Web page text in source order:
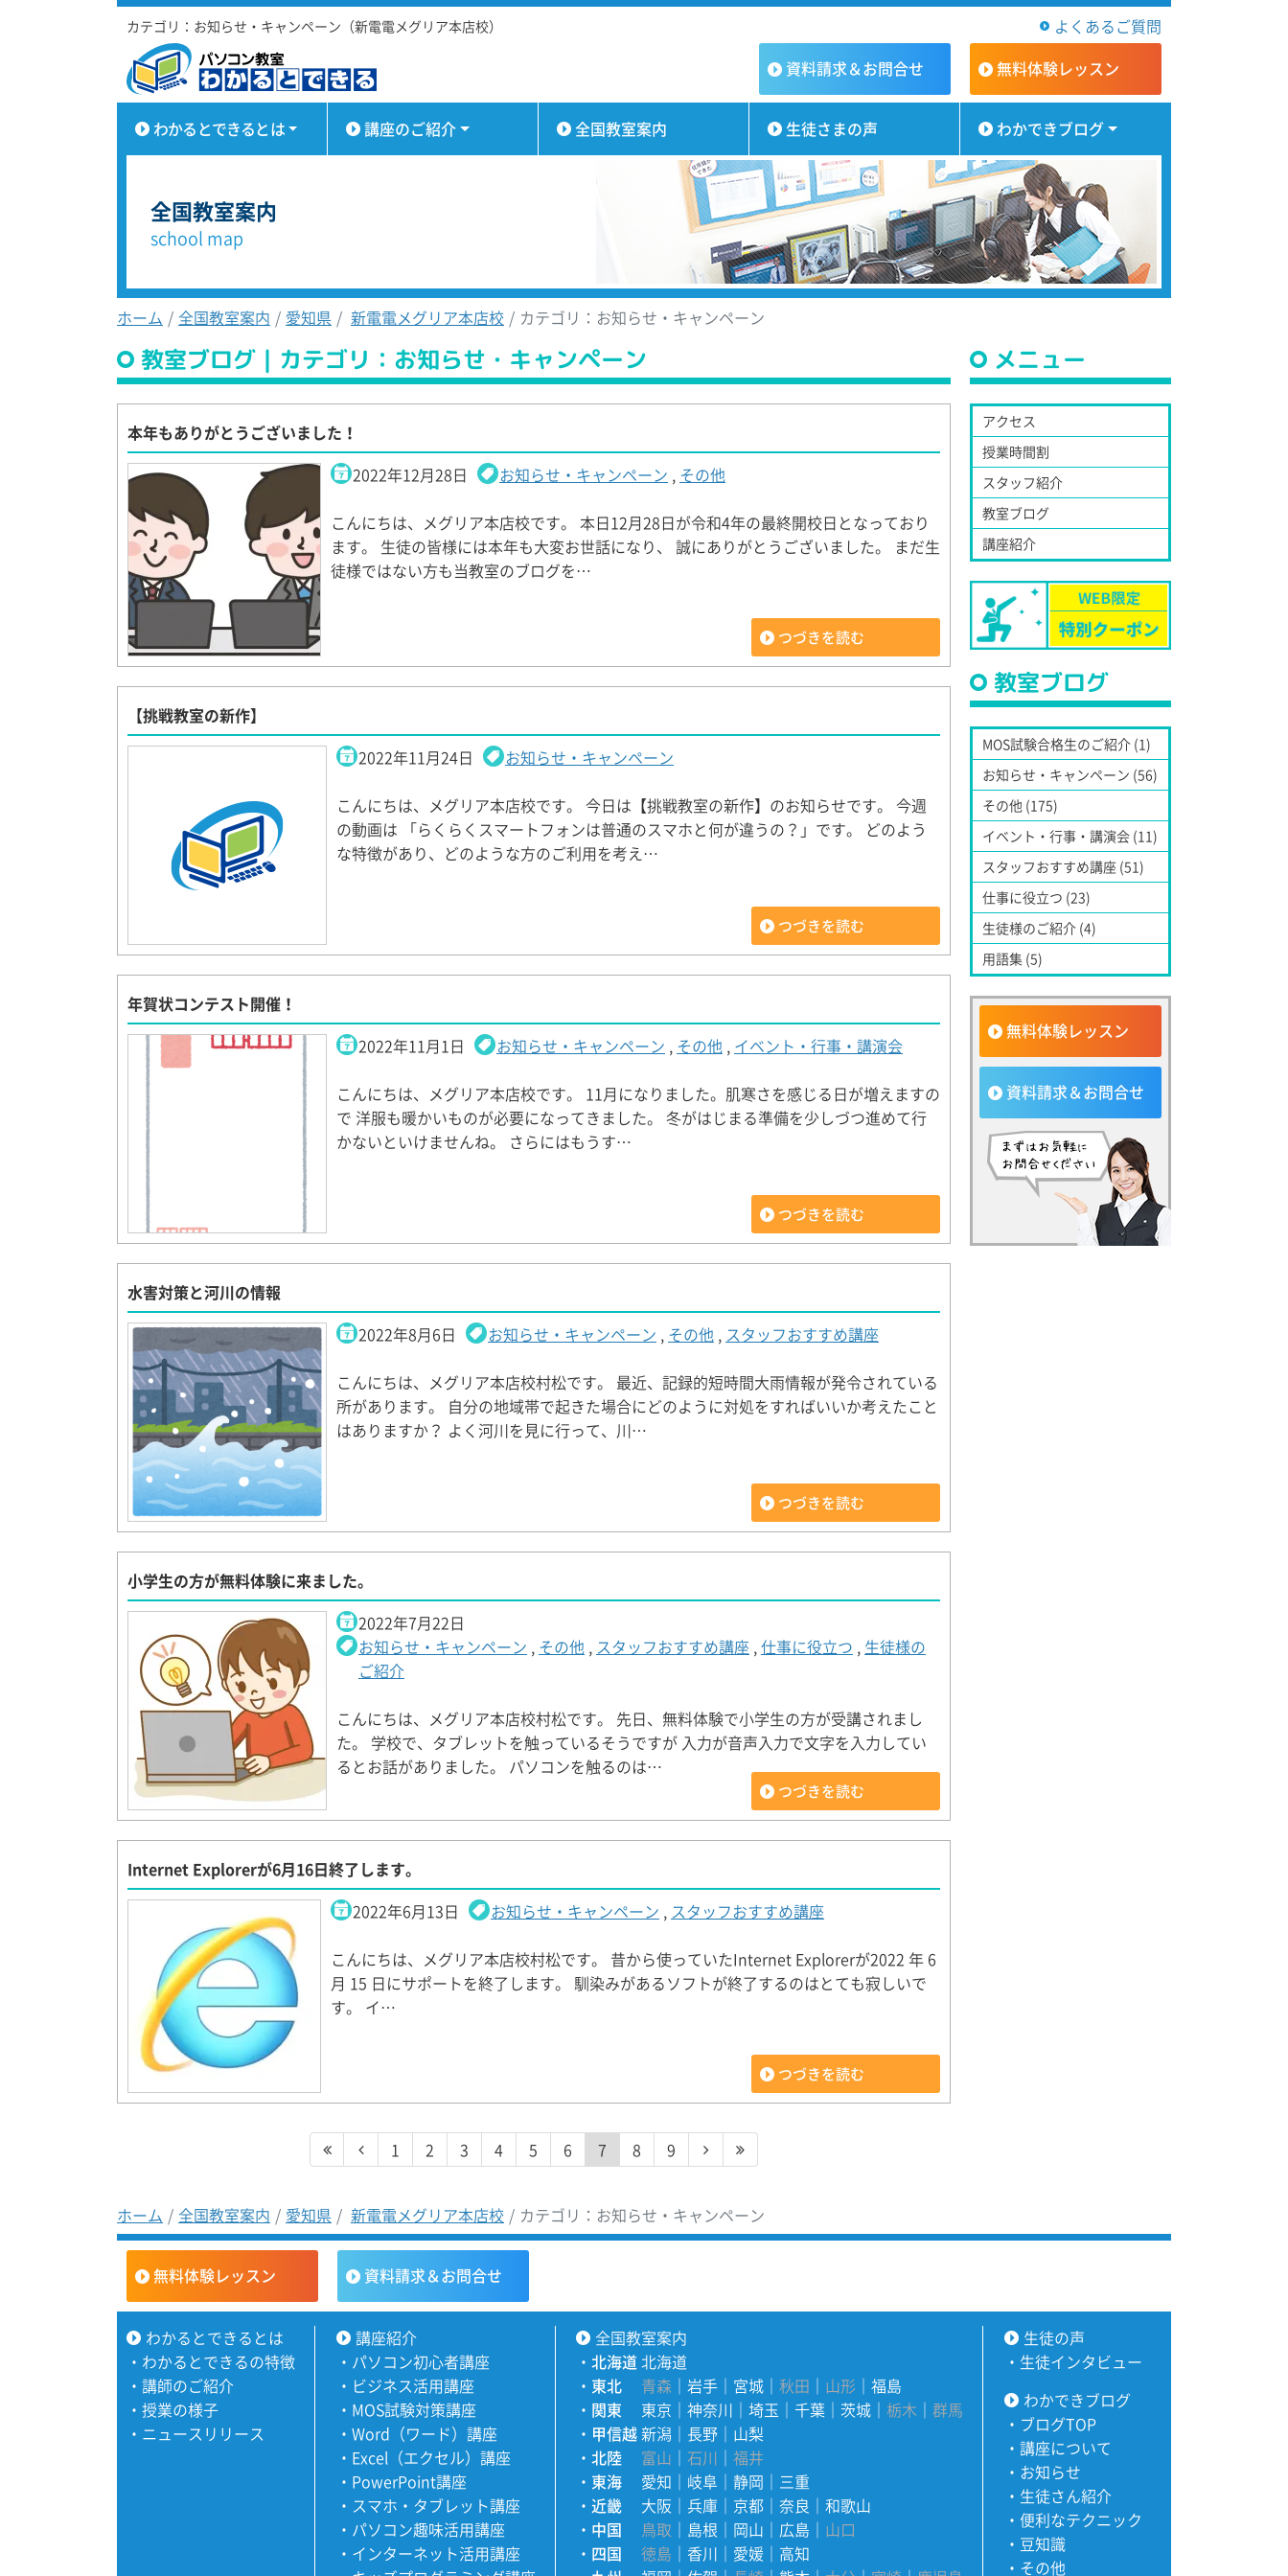
カテゴリ：お知らせ・キャンペーン（新電電メグリア本店校）
よくあるご質問
資料請求＆お問合せ 無料体験レッスン
わかるとできるとは 講座のご紹介 全国教室案内 生徒さまの声 わかできブログ
全国教室案内
school map
ホーム 全国教室案内 愛知県 新電電メグリア本店校 カテゴリ：お知らせ・キャンペーン
教室ブログ｜カテゴリ：お知らせ・キャンペーン
本年もありがとうございました！
2022年12月28日
お知らせ・キャンペーン , その他
こんにちは、メグリア本店校です。 本日12月28日が令和4年の最終開校日となっており
ます。 生徒の皆様には本年も大変お世話になり、 誠にありがとうございました。 まだ生
徒様ではない方も当教室のブログを…
つづきを読む
【挑戦教室の新作】
2022年11月24日
お知らせ・キャンペーン
こんにちは、メグリア本店校です。 今日は【挑戦教室の新作】のお知らせです。 今週
の動画は 「らくらくスマートフォンは普通のスマホと何が違うの？」です。 どのよう
な特徴があり、どのような方のご利用を考え…
つづきを読む
年賀状コンテスト開催！
2022年11月1日
お知らせ・キャンペーン , その他 , イベント・行事・講演会
こんにちは、メグリア本店校です。 11月になりました。肌寒さを感じる日が増えますの
で 洋服も暖かいものが必要になってきました。 冬がはじまる準備を少しづつ進めて行
かないといけませんね。 さらにはもうす…
つづきを読む
水害対策と河川の情報
2022年8月6日
お知らせ・キャンペーン , その他 , スタッフおすすめ講座
こんにちは、メグリア本店校村松です。 最近、記録的短時間大雨情報が発令されている
所があります。 自分の地域帯で起きた場合にどのように対処をすればいいか考えたこと
はありますか？ よく河川を見に行って、川…
つづきを読む
小学生の方が無料体験に来ました。
2022年7月22日
お知らせ・キャンペーン , その他 , スタッフおすすめ講座 ,仕事に役立つ , 生徒様の
ご紹介
こんにちは、メグリア本店校村松です。 先日、無料体験で小学生の方が受講されまし
た。 学校で、タブレットを触っているそうですが 入力が音声入力で文字を入力してい
るとお話がありました。 パソコンを触るのは…
つづきを読む
Internet Explorerが6月16日終了します。
2022年6月13日
お知らせ・キャンペーン , スタッフおすすめ講座
こんにちは、メグリア本店校村松です。 昔から使っていたInternet Explorerが2022 年 6
月 15 日にサポートを終了します。 馴染みがあるソフトが終了するのはとても寂しいで
す。 イ…
つづきを読む
1 2 3 4 5 6 7 8 9
メニュー
アクセス
授業時間割
スタッフ紹介
教室ブログ
講座紹介
教室ブログ
MOS試験合格生のご紹介 (1)
お知らせ・キャンペーン (56)
その他 (175)
イベント・行事・講演会 (11)
スタッフおすすめ講座 (51)
仕事に役立つ (23)
生徒様のご紹介 (4)
用語集 (5)
無料体験レッスン
資料請求＆お問合せ
ホーム 全国教室案内 愛知県 新電電メグリア本店校 カテゴリ：お知らせ・キャンペーン
無料体験レッスン 資料請求＆お問合せ
わかるとできるとは
・ わかるとできるの特徴
・ 講師のご紹介
・ 授業の様子
・ ニュースリリース
講座紹介
・ パソコン初心者講座
・ ビジネス活用講座
・ MOS試験対策講座
・ Word（ワード）講座
・ Excel（エクセル）講座
・ PowerPoint講座
・ スマホ・タブレット講座
・ パソコン趣味活用講座
・ インターネット活用講座
全国教室案内
・北海道 北海道
・ 東北 青森 ｜岩手 ｜ 宮城 ｜秋田 ｜ 山形 ｜福島
・ 関東 東京 ｜神奈川 ｜埼玉 ｜千葉 ｜茨城 ｜栃木 ｜群馬
・ 甲信越新潟 ｜ 長野 ｜ 山梨
・北陸 富山 ｜石川 ｜福井
・ 東海 愛知 ｜ 岐阜 ｜静岡 ｜ 三重
・近畿 大阪 ｜ 兵庫 ｜ 京都 ｜奈良 ｜和歌山
・ 中国 鳥取 ｜ 島根 ｜ 岡山 ｜ 広島 ｜ 山口
・ 四国 徳島 ｜ 香川 ｜ 愛媛 ｜ 高知
生徒の声
・ 生徒インタビュー
わかできブログ
・ ブログTOP
・ 講座について
・ お知らせ
・ 生徒さん紹介
・ 便利なテクニック
・ 豆知識
・ その他